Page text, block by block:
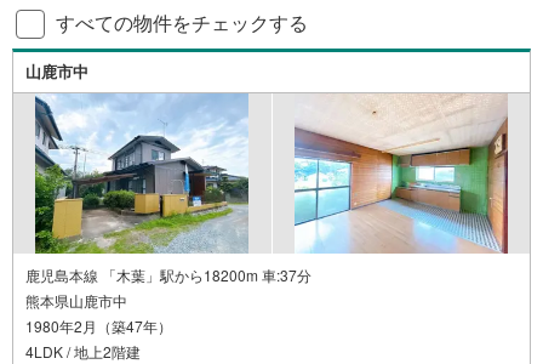
すべての物件をチェックする
山鹿市中
鹿児島本線 「木葉」駅から18200m 車:37分
熊本県山鹿市中
1980年2月（築47年）
4LDK / 地上2階建